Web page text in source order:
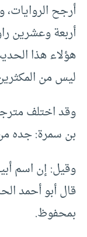
أرجح
أربعة وعشرين
هؤلاء هذا
ليس من
وقد اختلف
بن سمرة: جده
وقيل: إن اسم
قال أبو أحمد
بمحفوظ.